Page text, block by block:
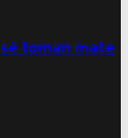
toman mate